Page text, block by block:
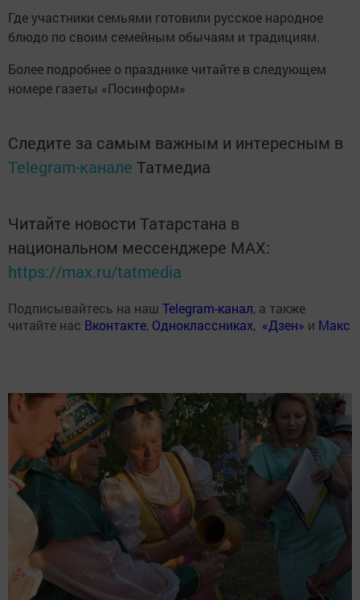
Где участники семьями готовили русское народное
блюдо по своим семейным обычаям и традициям.
Более подробнее о празднике читайте в следующем
номере газеты «Посинформ»
Следите за самым важным и интересным в
Telegram-канале Татмедиа
Читайте новости Татарстана в
национальном мессенджере MАХ:
https://max.ru/tatmedia
Подписывайтесь на наш Telegram-канал, а также
читайте нас Вконтакте, Одноклассниках, «Дзен» и Макс